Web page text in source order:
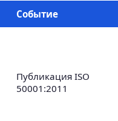
Событие
Публикация ISO
50001:2011